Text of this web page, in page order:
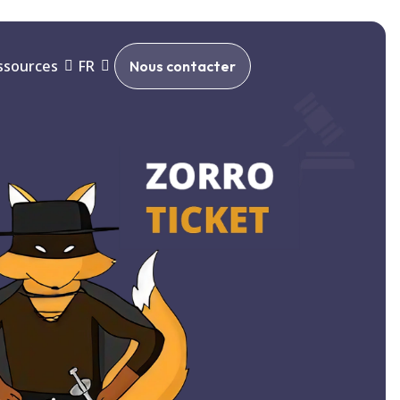
FR Nous contacter